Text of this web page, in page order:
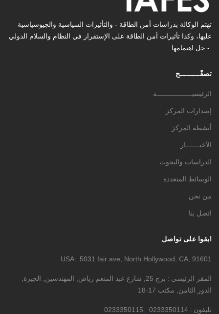
تهتم الوكالة بدراسات أمن الطاقة - والتأثیرات السیاسیة والجیوسیاسیة
عليها، وكذا تأثیرات أمن الطاقة على الإستقرار في النظام والسلام الدولي
- جل اهتمامها.
تصفّـــــــــح
الرئيسيــــــــــــــــــة
إصدارات المركز
أنشطة المركز
الأخبـــــــار
الدراسات والبحوث
الوسائط المتعددة
من نحن
اتصل بنا
ابقوا على تواصل
USA 5031 fair ave, North Hollywood, CA, 91601
المقر الرئيسي
برج 25, شارع عبد المنعم رياض, المهندسين, الجيزة,
الدور الثامن, مكتب 17-18
تليفون 0233350114
0233350115